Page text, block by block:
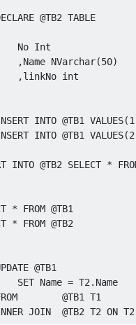
@TB2 TABLE
No Int
,Name NVarchar(50)
,linkNo int
INTO @TB1 VALUES(1
INTO @TB1 VALUES(2
INTO @TB2 SELECT *
* FROM @
* FROM @TB2
@TB1
SET Name = T2 . Name
@TB1 T1
JOIN @TB2 T2 ON T2